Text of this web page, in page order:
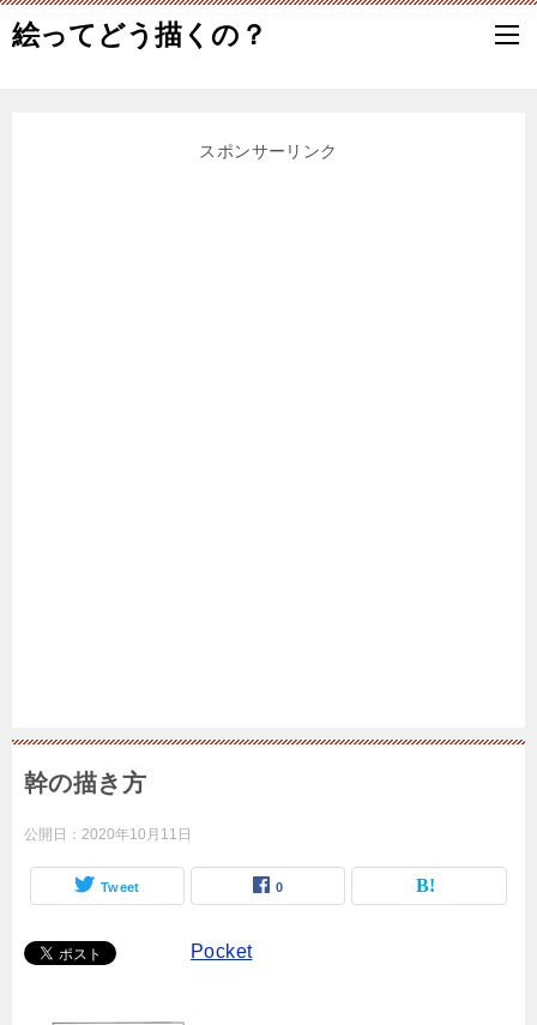
絵ってどう描くの？
スポンサーリンク
幹の描き方
公開日： 2020年10月11日
Tweet 0
Pocket